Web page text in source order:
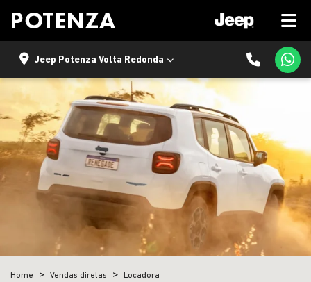
Jeep Potenza Volta Redonda
Home Vendas diretas Locadora